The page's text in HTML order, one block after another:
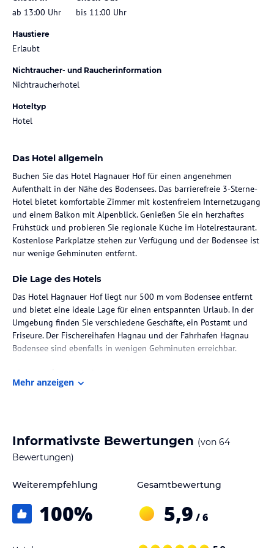
ab 13:00 Uhr bis 11:00 Uhr
Haustiere
Erlaubt
Nichtraucher- und Raucherinformation
Nichtraucherhotel
Hoteltyp
Hotel
Das Hotel allgemein
Buchen Sie das Hotel Hagnauer Hof für einen angenehmen
Aufenthalt in der Nähe des Bodensees. Das barrierefreie 3-Sterne-
Hotel bietet komfortable Zimmer mit kostenfreiem Internetzugang
und einem Balkon mit Alpenblick. Genießen Sie ein herzhaftes
Frühstück und probieren Sie regionale Küche im Hotelrestaurant.
Kostenlose Parkplätze stehen zur Verfügung und der Bodensee ist
nur wenige Gehminuten entfernt.
Die Lage des Hotels
Das Hotel Hagnauer Hof liegt nur 500 m vom Bodensee entfernt
und bietet eine ideale Lage für einen entspannten Urlaub. In der
Umgebung finden Sie verschiedene Geschäfte, ein Postamt und
Friseure. Der Fischereihafen Hagnau und der Fährhafen Hagnau
Bodensee sind ebenfalls in wenigen Gehminuten erreichbar.
mit einem Haartrockner ausgestattet. Kostenloses WLAN ist in
allen Zimmern verfügbar.
Gastronomie im Hotel
Frühstück serviert, das im gemütlichen Essbereich eingenommen
werden kann. Das Hotelrestaurant bietet regionale, saisonale und
Mehr anzeigen
Informativste Bewertungen (von 64
Bewertungen)
Weiterempfehlung
100%
Gesamtbewertung
5,9 / 6